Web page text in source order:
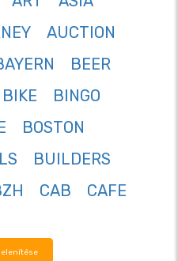
AUCTION
BEER
BIKE
BINGO
BOSTON
BUILDERS
CAB
CAFE